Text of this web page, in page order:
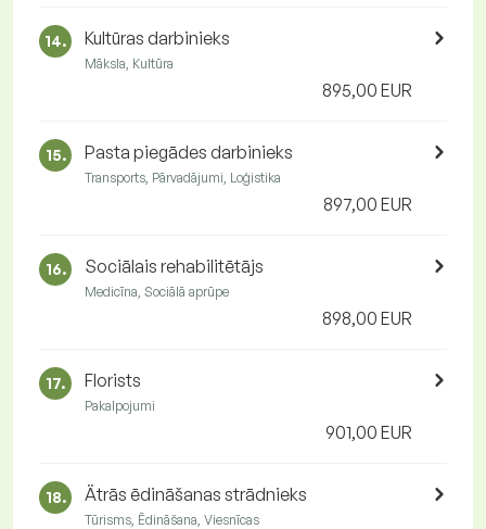
14. Kultūras darbinieks
Māksla, Kultūra
895,00 EUR
15. Pasta piegādes darbinieks
Transports, Pārvadājumi, Loģistika
897,00 EUR
16. Sociālais rehabilitētājs
Medicīna, Sociālā aprūpe
898,00 EUR
17. Florists
Pakalpojumi
901,00 EUR
18. Ätrās ēdināšanas strādnieks
Tūrisms, Ēdināšana, Viesnīcas